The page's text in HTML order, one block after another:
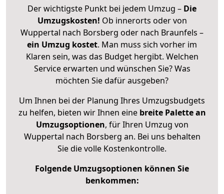
Der wichtigste Punkt bei jedem Umzug – Die
Umzugskosten! Ob innerorts oder von
Wuppertal nach Borsberg oder nach Braunfels –
ein Umzug kostet. Man muss sich vorher im
Klaren sein, was das Budget hergibt. Welchen
Service erwarten und wünschen Sie? Was
möchten Sie dafür ausgeben?
Um Ihnen bei der Planung Ihres Umzugsbudgets
zu helfen, bieten wir Ihnen eine breite Palette an
Umzugsoptionen, für Ihren Umzug von
Wuppertal nach Borsberg an. Bei uns behalten
Sie die volle Kostenkontrolle.
Folgende Umzugsoptionen können Sie
benkommen: